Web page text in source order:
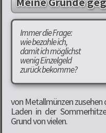
Immer die Frage:
wie bezahle ich,
damit ich möglichst
wenig Einzelgeld
zurück bekomme?
von Metallmünzen
Laden in der
Grund von vielen.